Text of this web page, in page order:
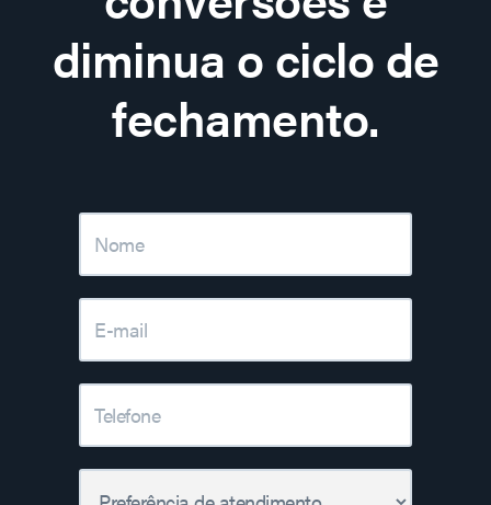
diminua o ciclo de
fechamento.